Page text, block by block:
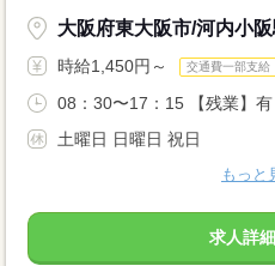
大阪府東大阪市/河内小阪
時給1,450円～ 交通費一部支給
08：30〜17：15 【残業】
土曜日 日曜日 祝日
もっと
求人詳